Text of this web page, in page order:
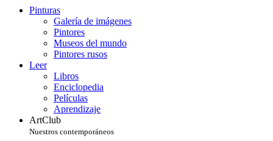
Pinturas
Galería de imágenes
Pintores
Museos del mundo
Pintores rusos
Leer
Libros
Enciclopedia
Películas
Aprendizaje
ArtClub
Nuestros contemporáneos